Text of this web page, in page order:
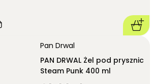
Pan Drwal
PAN DRWAL Żel pod prysznic
Steam Punk 400 ml